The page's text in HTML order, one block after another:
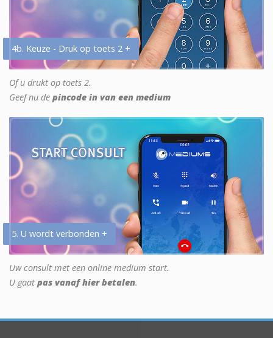
4b. Keuze - Druk op toets 2 +
Of u drukt op toets 2.
Geef nu de pincode in van een medium
5. U wordt verbonden +
Uw consult met een online medium start.
U gaat pas vanaf hier betalen.